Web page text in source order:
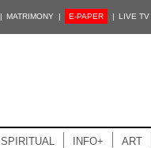
MATRIMONY | E-PAPER | LIVE TV
SPIRITUAL INFO+ ART